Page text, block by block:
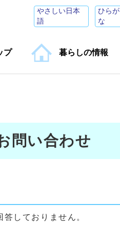
やさしい日本
語
ひらが
な
プ 暮らしの情報
問い合わせ
しておりません。